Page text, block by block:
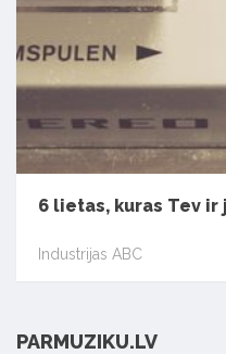
6 lietas, kuras Tev
Industrijas ABC
PARMUZIKU.LV